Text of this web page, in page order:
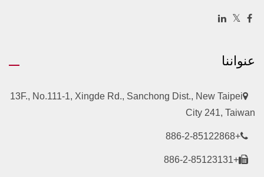
عنواننا
13F., No.111-1, Xingde Rd., Sanchong Dist., New Taipei
City 241, Taiwan
+886-2-85122868
+886-2-85123131